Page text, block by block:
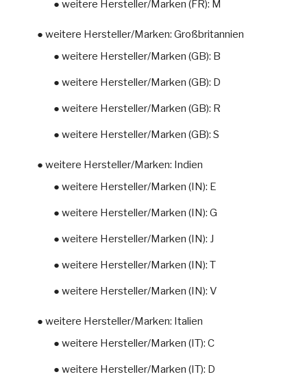
● weitere Hersteller/Marken (FR): M
● weitere Hersteller/Marken: Großbritannien
● weitere Hersteller/Marken (GB): B
● weitere Hersteller/Marken (GB): D
● weitere Hersteller/Marken (GB): R
● weitere Hersteller/Marken (GB): S
● weitere Hersteller/Marken: Indien
● weitere Hersteller/Marken (IN): E
● weitere Hersteller/Marken (IN): G
● weitere Hersteller/Marken (IN): J
● weitere Hersteller/Marken (IN): T
● weitere Hersteller/Marken (IN): V
● weitere Hersteller/Marken: Italien
● weitere Hersteller/Marken (IT): C
● weitere Hersteller/Marken (IT): D